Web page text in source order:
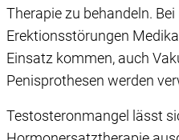
Therapie zu behandeln.
Erektionsstörungen
Einsatz kommen, auch
Penisprothesen werden
Testosteronmangel lässt